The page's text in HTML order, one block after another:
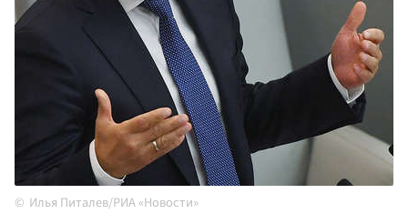
Илья Питалев/РИА «Новости»